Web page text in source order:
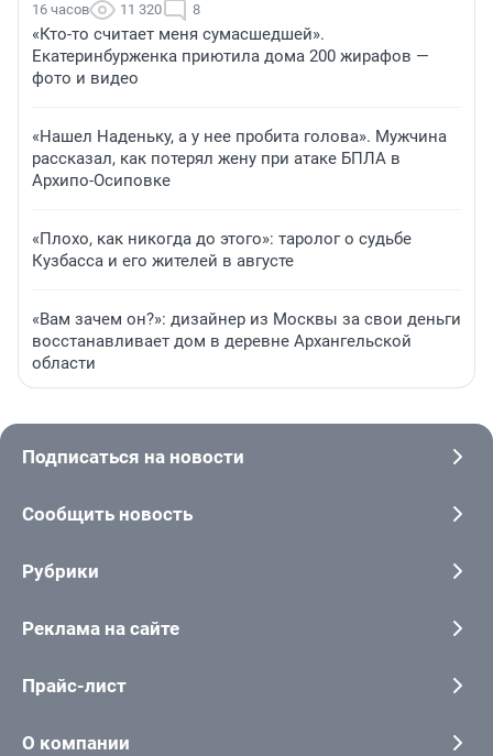
16 часов 11 320 8
«Кто-то считает меня сумасшедшей».
Екатеринбурженка приютила дома 200 жирафов —
фото и видео
«Нашел Наденьку, а у нее пробита голова». Мужчина
рассказал, как потерял жену при атаке БПЛА в
Архипо-Осиповке
«Плохо, как никогда до этого»: таролог о судьбе
Кузбасса и его жителей в августе
«Вам зачем он?»: дизайнер из Москвы за свои деньги
восстанавливает дом в деревне Архангельской
области
Подписаться на новости
Сообщить новость
Рубрики
Реклама на сайте
Прайс-лист
О компании